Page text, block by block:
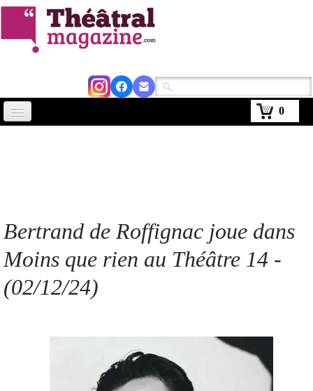
0
Se connecter
Bertrand de Roffignac joue dans
Moins que rien au Théâtre 14 -
(02/12/24)